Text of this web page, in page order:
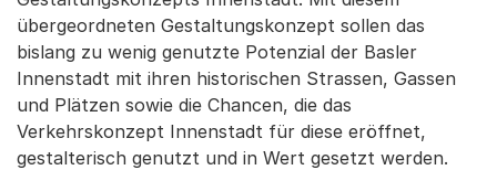
übergeordneten Gestaltungskonzept sollen das
bislang zu wenig genutzte Potenzial der Basler
Innenstadt mit ihren historischen Strassen, Gassen
und Plätzen sowie die Chancen, die das
Verkehrskonzept Innenstadt für diese eröffnet,
gestalterisch genutzt und in Wert gesetzt werden.